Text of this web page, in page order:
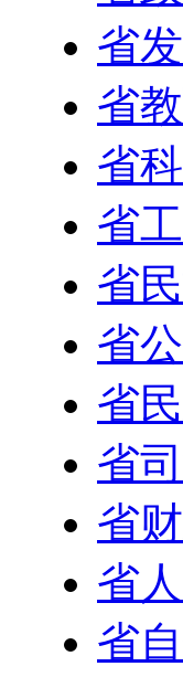
省
省
省
省
省
省
省
省
省
省
省